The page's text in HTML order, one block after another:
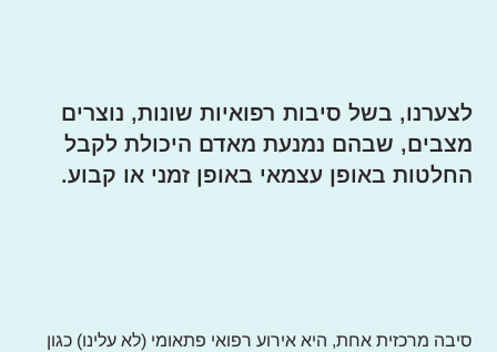
לצערנו, בשל סיבות רפואיות שונות, נוצרים
מצבים, שבהם נמנעת מאדם היכולת לקבל
החלטות באופן עצמאי באופן זמני או קבוע.
סיבה מרכזית אחת, היא אירוע רפואי פתאומי (לא עלינו) כגון